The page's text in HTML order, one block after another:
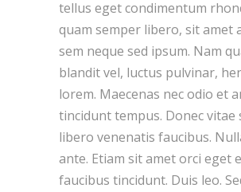
tellus eget condimentum
quam semper libero, sit amet
sem neque sed ipsum. Nam
blandit vel, luctus pulvinar,
lorem. Maecenas nec odio et
tincidunt tempus. Donec vitae
libero venenatis faucibus.
ante. Etiam sit amet orci eget
faucibus tincidunt. Duis leo.